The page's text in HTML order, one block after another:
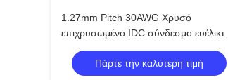
1.27mm Pitch 30AWG Χρυσό
επιχρυσωμένο IDC σύνδεσμο ευέλικτο
καλώδιο επίπεδης κορδέλας για
ηλεκτρονικάΠάρτε την καλύτερη τιμή